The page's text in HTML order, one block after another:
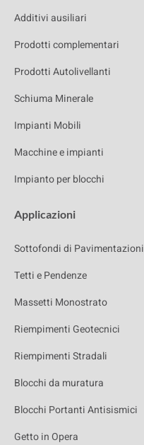
Additivi ausiliari
Prodotti complementari
Prodotti Autolivellanti
Schiuma Minerale
Impianti Mobili
Macchine e impianti
Impianto per blocchi
Applicazioni
Sottofondi di Pavimentazioni
Tetti e Pendenze
Massetti Monostrato
Riempimenti Geotecnici
Riempimenti Stradali
Blocchi da muratura
Blocchi Portanti Antisismici
Getto in Opera